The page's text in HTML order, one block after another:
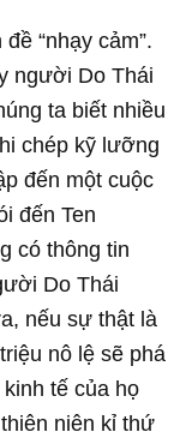
“nhạy cảm”.
người Do Thái
ta biết nhiều
chép kỹ lưỡng
đến một cuộc
đến Ten
có thông tin
Do Thái
nếu sự thật là
nô lệ sẽ phá
tế của họ
niên kỉ thứ